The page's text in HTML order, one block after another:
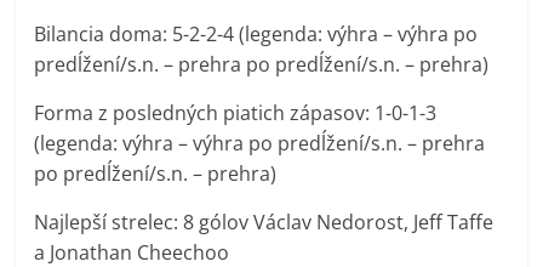
Bilancia doma: 5-2-2-4 (legenda: výhra – výhra po
predĺžení/s.n. – prehra po predĺžení/s.n. – prehra)
Forma z posledných piatich zápasov: 1-0-1-3
(legenda: výhra – výhra po predĺžení/s.n. – prehra
po predĺžení/s.n. – prehra)
Najlepší strelec: 8 gólov Václav Nedorost, Jeff Taffe
a Jonathan Cheechoo